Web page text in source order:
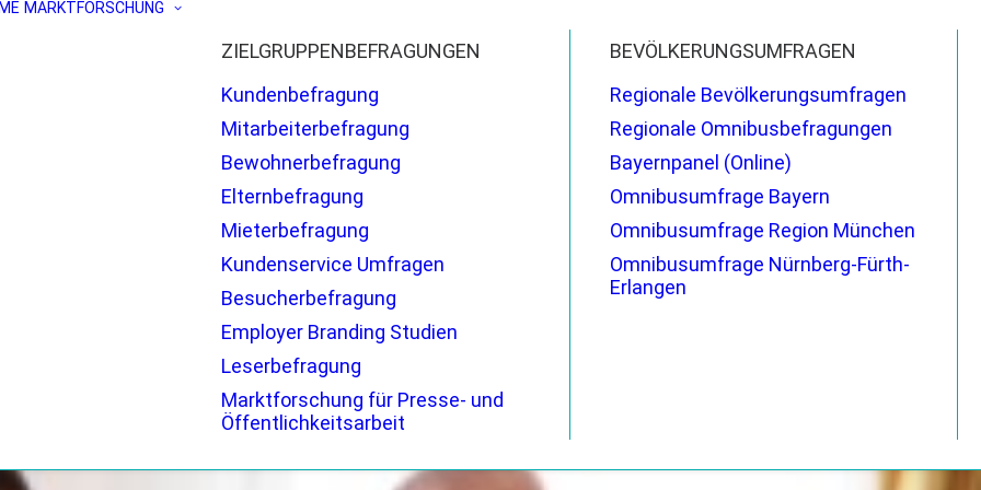
MARKTFORSCHUNG
ZIELGRUPPENBEFRAGUNGEN
Kundenbefragung
Mitarbeiterbefragung
Bewohnerbefragung
Elternbefragung
Mieterbefragung
Kundenservice Umfragen
Besucherbefragung
Employer Branding Studien
Leserbefragung
Marktforschung für Presse- und
Öffentlichkeitsarbeit
BEVÖLKERUNGSUMFRAGEN
Regionale Bevölkerungsumfragen
Regionale Omnibusbefragungen
Bayernpanel (Online)
Omnibusumfrage Bayern
Omnibusumfrage Region München
Omnibusumfrage Nürnberg-Fürth-
Erlangen